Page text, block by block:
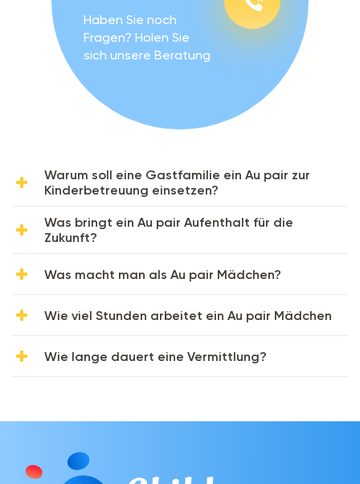
Haben Sie noch
Fragen? Holen Sie
sich unsere Beratung
Warum soll eine Gastfamilie ein Au pair zur
Kinderbetreuung einsetzen?
Was bringt ein Au pair Aufenthalt für die
Zukunft?
Was macht man als Au pair Mädchen?
Wie viel Stunden arbeitet ein Au pair Mädchen
Wie lange dauert eine Vermittlung?